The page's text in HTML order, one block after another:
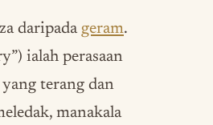
daripada geram.
ialah perasaan
terang dan
manakala